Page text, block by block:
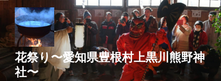
ン
テ
ン
ツ
花祭り〜愛知県豊根村上黒川熊野神
社〜